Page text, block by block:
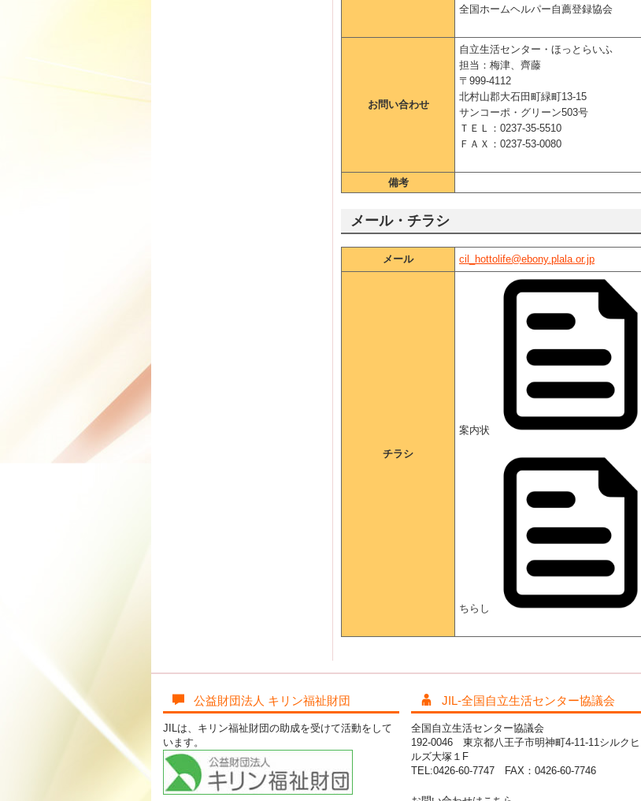
全国ホームヘルパー自薦登録協会
お問い合わせ
自立生活センター・ほっとらいふ
担当：梅津、齊藤
〒999-4112
北村山郡大石田町緑町13-15
サンコーポ・グリーン503号
ＴＥＬ：0237-35-5510
ＦＡＸ：0237-53-0080
備考
メール・チラシ
メール cil_hottolife@ebony.plala.or.jp
チラシ
案内状
ちらし
公益財団法人 キリン福祉財団
JILは、キリン福祉財団の助成を受けて活動をして
います。
JIL-全国自立生活センター協議会
全国自立生活センター協議会
192-0046 東京都八王子市明神町4-11-11シルクヒ
ルズ大塚１F
TEL:0426-60-7747 FAX：0426-60-7746